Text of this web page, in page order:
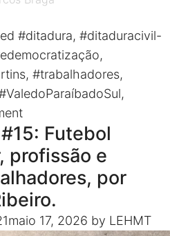
Arcoverde
e Luciana Pucu Wollmann
e Larissa Farias Edição:
da série: Thompson
do Vale Mais: Larissa
#ditadura, #ditaduracivil-
,
, #trabalhadores,
,
on
Vale
Mais
–
Trabalhadores,
repressão
Futebol
profissão e
por
maio 17, 2026 by LEHMT